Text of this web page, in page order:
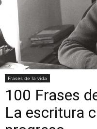
Frases de la vida
100 Frases
La escritura